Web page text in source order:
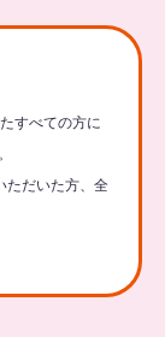
すべての方に
ただいた方、全